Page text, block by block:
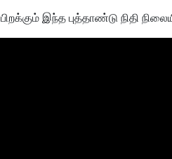
பிறக்கும் இந்த புத்தாண்டு நிதி